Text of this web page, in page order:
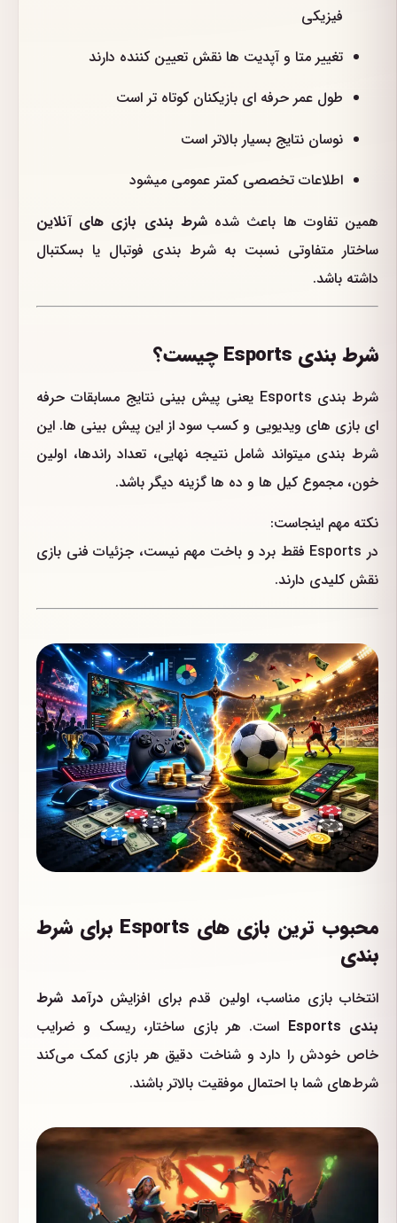
فیزیکی
تغییر متا و آپدیت ها نقش تعیین کننده دارند
طول عمر حرفه ای بازیکنان کوتاه تر است
نوسان نتایج بسیار بالاتر است
اطلاعات تخصصی کمتر عمومی میشود
همین تفاوت ها باعث شدهشرط بندی بازی های آنلاین
ساختار متفاوتی نسبت به شرط بندی فوتبال یا بسکتبال
داشته باشد.
شرط بندی Esports چیست؟
شرط بندی Esports یعنی پیش بینی نتایج مسابقات حرفه
ای بازی های ویدیویی و کسب سود از این پیش بینی ها. این
شرط بندی میتواند شامل نتیجه نهایی، تعداد راندها، اولین
خون، مجموع کیل ها و ده ها گزینه دیگر باشد.
نکته مهم اینجاست:
در Esports فقط برد و باخت مهم نیست، جزئیات فنی بازی
نقش کلیدی دارند.
محبوب ترین بازی های Esports برای شرط
بندی
انتخاب بازی مناسب، اولین قدم برای افزایشدرآمد شرط
بندی Esports
است. هر بازی ساختار، ریسک و ضرایب
خاص خودش را دارد و شناخت دقیق هر بازی کمک می‌کند
شرط‌های شما با احتمال موفقیت بالاتر باشند.